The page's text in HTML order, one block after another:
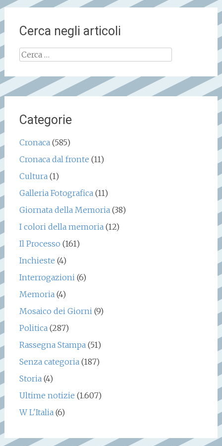
Cerca negli articoli
Ricerca
Categorie
Cronaca(585)
Cronaca dal fronte (11)
Cultura(1)
Galleria Fotografica(11)
Giornata della Memoria(38)
I colori della memoria(12)
Il Processo (161)
Inchieste (4)
Interrogazioni(6)
Memoria(4)
Mosaico dei Giorni(9)
Politica(287)
Rassegna Stampa(51)
Senza categoria(187)
Storia(4)
Ultime notizie (1.607)
W L'Italia(6)